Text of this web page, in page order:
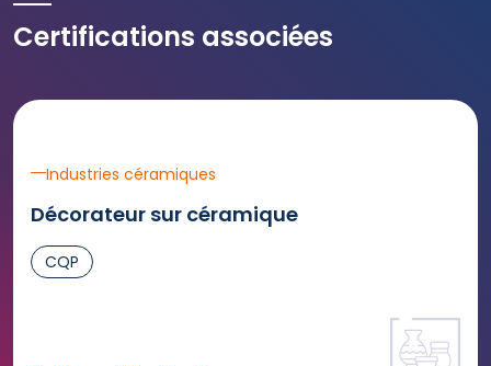
Certifications associées
Industries céramiques
Décorateur sur céramique
CQP